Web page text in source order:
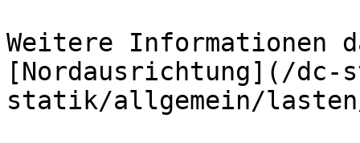
Weitere Informationen
[Nordausrichtung](/
statik/allgemein/